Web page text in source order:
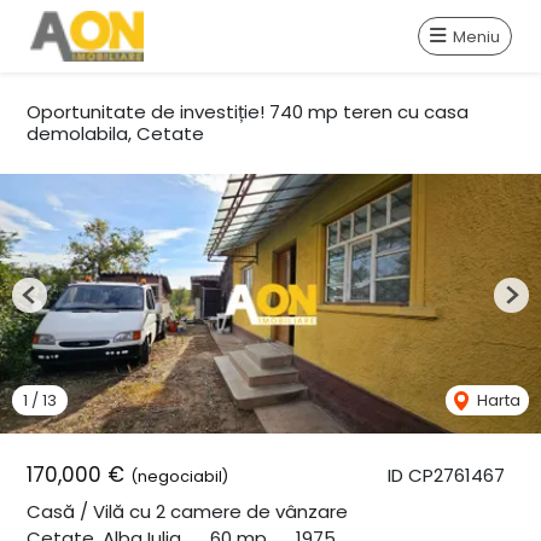
Meniu
Oportunitate de investiție! 740 mp teren cu casa
demolabila, Cetate
ID CP2761467
170,000 € (negociabil)
Casă / Vilă cu 2 camere de vânzare
1 /13 Harta
Previous